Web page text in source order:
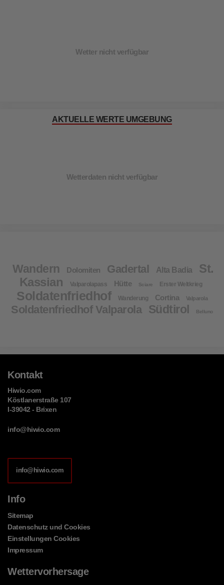
Wetter nicht verfügbar
AKTUELLE WERTE UMGEBUNG
Wetterdaten nicht verfügbar
Wandern Dolomiten Gadertal Alta Badia
St.
Kassian
Valparolapass Hütte Sciare Erster Weltkrieg
Soldatenfriedhof Wanderung Cortina Valparola
Soldatenfriedhof Valparola Südtirol Belluno
Kontakt
Hiwio.com
Köstlanerstraße 107
I-39042 - Brixen
info@hiwio.com
info@hiwio.com
Info
Sitemap
Datenschutz und Cookies
Einstellungen Cookies
Impressum
Wettervorhersage